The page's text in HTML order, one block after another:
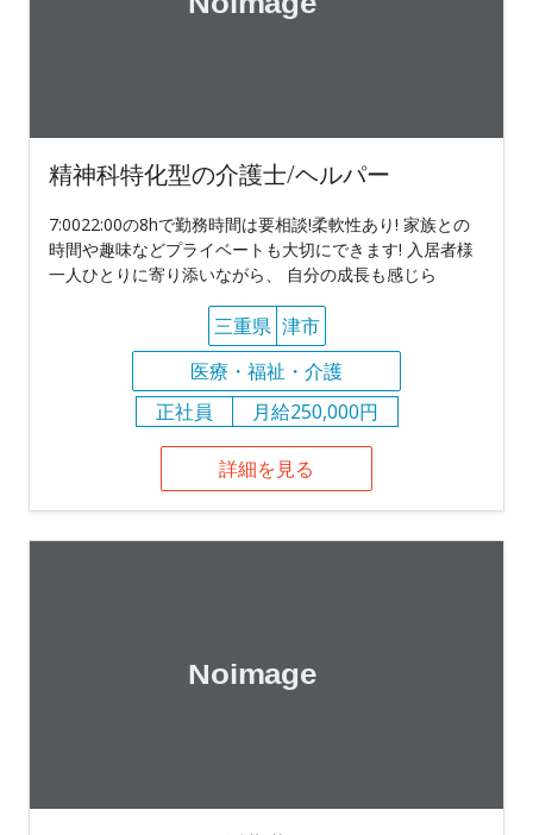
精神科特化型の介護士/ヘルパー
7:0022:00の8hで勤務時間は要相談!柔軟性あり! 家族との
時間や趣味などプライベートも大切にできます! 入居者様
一人ひとりに寄り添いながら、 自分の成長も感じら
三重県 津市
医療・福祉・介護
正社員
月給250,000円
詳細を見る